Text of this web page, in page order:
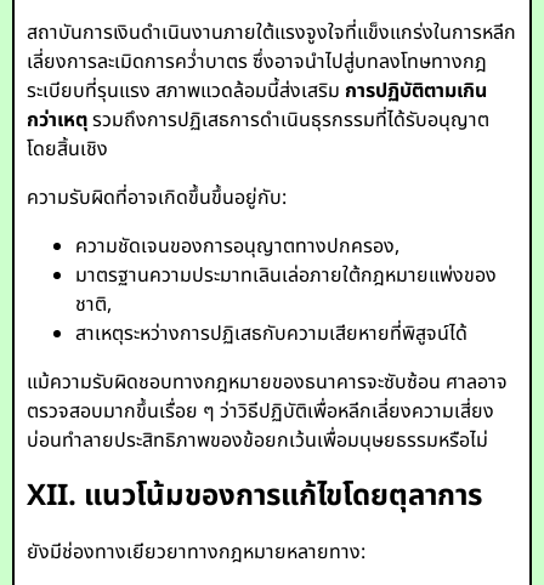
สถาบันการเงินดำเนินงานภายใต้แรงจูงใจที่แข็งแกร่งในการหลีก
เลี่ยงการละเมิดการคว่ำบาตร ซึ่งอาจนำไปสู่บทลงโทษทางกฎ
ระเบียบที่รุนแรง สภาพแวดล้อมนี้ส่งเสริม การปฏิบัติตามเกิน
กว่าเหตุรวมถึงการปฏิเสธการดำเนินธุรกรรมที่ได้รับอนุญาต
โดยสิ้นเชิง
ความรับผิดที่อาจเกิดขึ้นขึ้นอยู่กับ:
ความชัดเจนของการอนุญาตทางปกครอง,
มาตรฐานความประมาทเลินเล่อภายใต้กฎหมายแพ่งของ
ชาติ,
สาเหตุระหว่างการปฏิเสธกับความเสียหายที่พิสูจน์ได้
แม้ความรับผิดชอบทางกฎหมายของธนาคารจะซับซ้อน ศาลอาจ
ตรวจสอบมากขึ้นเรื่อย ๆ ว่าวิธีปฏิบัติเพื่อหลีกเลี่ยงความเสี่ยง
บ่อนทำลายประสิทธิภาพของข้อยกเว้นเพื่อมนุษยธรรมหรือไม่
XII. แนวโน้มของการแก้ไขโดยตุลาการ
ยังมีช่องทางเยียวยาทางกฎหมายหลายทาง: